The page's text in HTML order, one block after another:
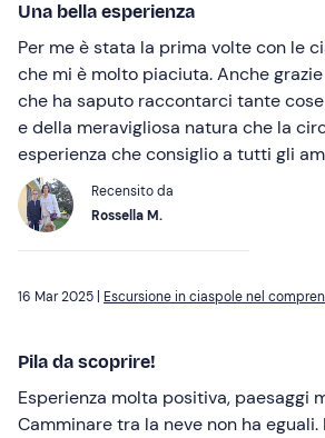
Una bella esperienza
Per me è stata la prima volte con le
che mi è molto piaciuta. Anche
che ha saputo raccontarci tante
e della meravigliosa natura che la
esperienza che consiglio a tutti gli
Recensito da
Rossella M.
16 Mar 2025 | Escursione in ciaspole nel
Pila da scoprire!
Esperienza molta positiva, paesaggi
Camminare tra la neve non ha